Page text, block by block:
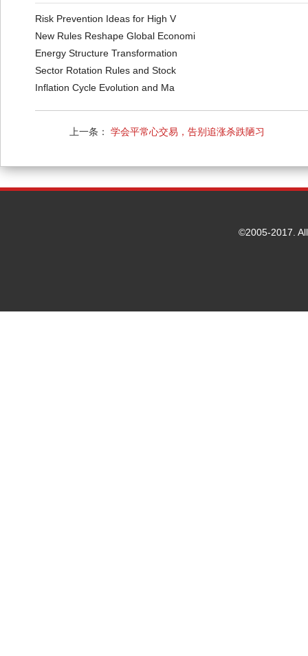
Risk Prevention Ideas for High V
New Rules Reshape Global Economi
Energy Structure Transformation
Sector Rotation Rules and Stock
Inflation Cycle Evolution and Ma
上一条： 学会平常心交易，告别追涨杀跌陋习
©2005-2017.